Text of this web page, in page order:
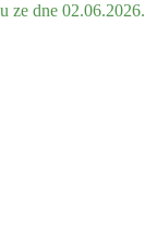
ze dne 02.06.2026.